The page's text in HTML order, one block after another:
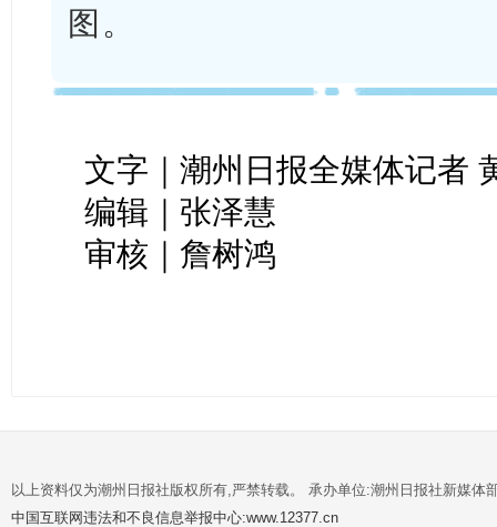
图。
文字｜潮州日报全媒体记者
编辑｜张泽慧
审核｜詹树鸿
以上资料仅为潮州日报社版权所有,严禁转载。 承办单位:潮州日报社新媒体
中国互联网违法和不良信息举报中心:www.12377.cn